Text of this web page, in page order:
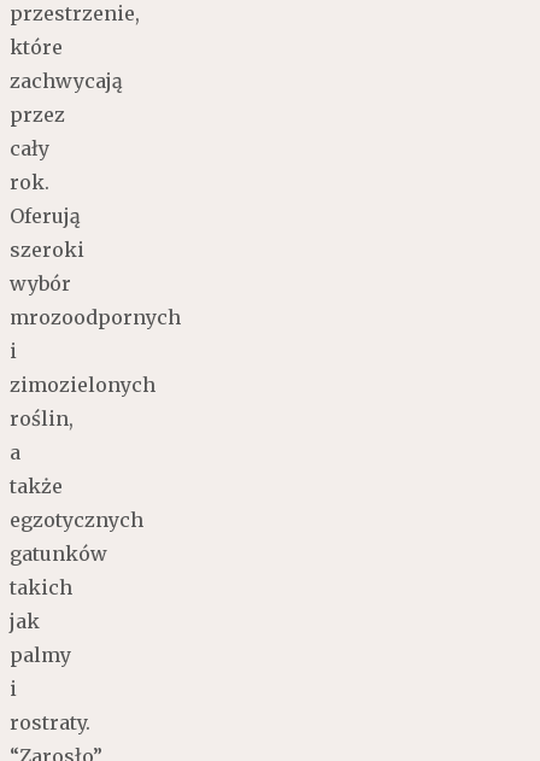
przestrzenie,
które
zachwycają
przez
cały
rok.
Oferują
szeroki
wybór
mrozoodpornych
i
zimozielonych
roślin,
a
także
egzotycznych
gatunków
takich
jak
palmy
i
rostraty.